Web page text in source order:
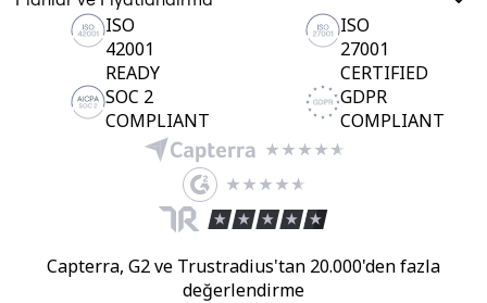
ISO
42001
READY
ISO
27001
CERTIFIED
SOC 2
COMPLIANT
GDPR
COMPLIANT
Capterra, G2 ve Trustradius'tan 20.000'den fazla
değerlendirme